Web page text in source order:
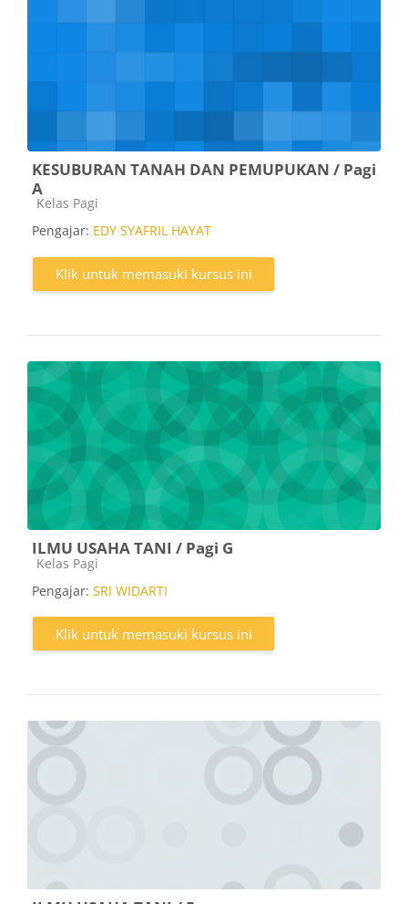
KESUBURAN TANAH DAN PEMUPUKAN / Pagi
A
Kategori kursus
Kelas Pagi
Pengajar: EDY SYAFRIL HAYAT
Klik untuk memasuki kursus ini
ILMU USAHA TANI / Pagi G
Kategori kursus
Kelas Pagi
Pengajar: SRI WIDARTI
Klik untuk memasuki kursus ini